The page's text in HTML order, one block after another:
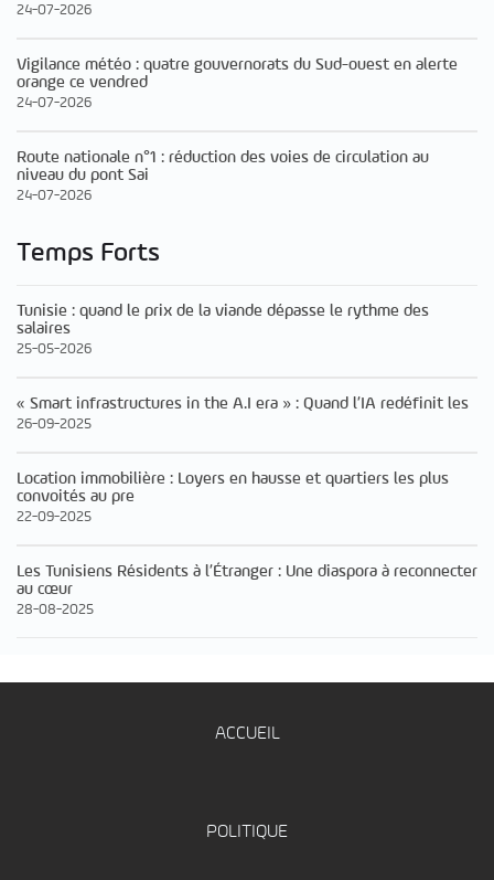
24-07-2026
Vigilance météo : quatre gouvernorats du Sud-ouest en alerte
orange ce vendred
24-07-2026
Route nationale n°1 : réduction des voies de circulation au
niveau du pont Sai
24-07-2026
Temps Forts
Tunisie : quand le prix de la viande dépasse le rythme des
salaires
25-05-2026
« Smart infrastructures in the A.I era » : Quand l’IA redéfinit les
26-09-2025
Location immobilière : Loyers en hausse et quartiers les plus
convoités au pre
22-09-2025
Les Tunisiens Résidents à l’Étranger : Une diaspora à reconnecter
au cœur
28-08-2025
ACCUEIL
POLITIQUE